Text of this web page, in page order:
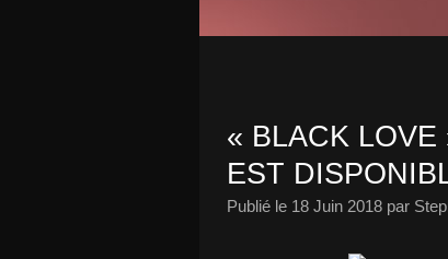
« BLACK
EST
Publié le 18 Juin 2018 par